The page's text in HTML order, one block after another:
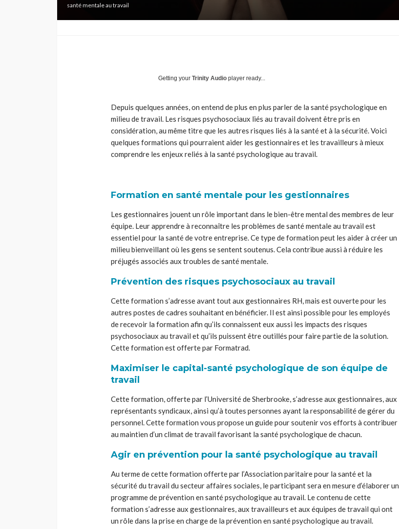
santé mentale au travail
Getting your Trinity Audio player ready...
Depuis quelques années, on entend de plus en plus parler de la santé psychologique en
milieu de travail. Les risques psychosociaux liés au travail doivent être pris en
considération, au même titre que les autres risques liés à la santé et à la sécurité.Voici
quelques formations qui pourraient aider les gestionnaires et les travailleurs à mieux
comprendre les enjeux reliés à la santé psychologique au travail.
Formation en santé mentale pour les gestionnaires
Les gestionnaires jouent un rôle important dans le bien-être mental des membres de leur
équipe. Leur apprendre à reconnaître les problèmes de santé mentale au travail est
essentiel pour la santé de votre entreprise. Ce type de formation peut les aider à créer un
milieu bienveillant où les gens se sentent soutenus. Cela contribue aussi à réduire les
préjugés associés aux troubles de santé mentale.
Prévention des risques psychosociaux au travail
Cette formation s’adresse avant tout aux gestionnaires RH, mais est ouverte pour les
autres postes de cadres souhaitant en bénéficier. Il est ainsi possible pour les employés
de recevoir la formation afin qu’ils connaissent eux aussi les impacts des risques
psychosociaux au travail et qu’ils puissent être outillés pour faire partie de la solution.
Cette formation est offerte par Formatrad.
Maximiser le capital-santé psychologique de son équipe de
travail
Cette formation, offerte par l’Université de Sherbrooke, s’adresse aux gestionnaires, aux
représentants syndicaux, ainsi qu’à toutes personnes ayant la responsabilité de gérer du
personnel. Cette formation vous propose un guide pour soutenir vos efforts à contribuer
au maintien d’un climat de travail favorisant la santé psychologique de chacun.
Agir en prévention pour la santé psychologique au travail
Au terme de cette formation offerte par l’Association paritaire pour la santé et la
sécurité du travail du secteur affaires sociales, le participant sera en mesure d’élaborer un
programme de prévention en santé psychologique au travail. Le contenu de cette
formation s’adresse aux gestionnaires, aux travailleurs et aux équipes de travail qui ont
un rôle dans la prise en charge de la prévention en santé psychologique au travail.